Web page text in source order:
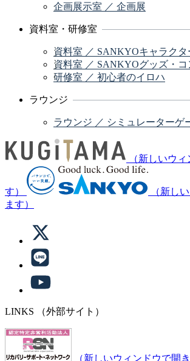
企画展示室 ／ 企画展
資料室・研修室
資料室 ／ SANKYOキャラクタ
資料室 ／ SANKYOグッズ・コ
研修室 ／ 初心者のイロハ
ラウンジ
ラウンジ ／ シミュレーターゲ
（新しいウ
す）
（新し
ます）
LINKS （外部サイト）
（新しいウィンドウで開き